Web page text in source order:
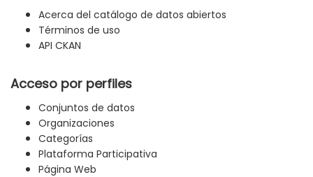
Acerca del catálogo de datos abiertos
Términos de uso
API CKAN
Acceso por perfiles
Conjuntos de datos
Organizaciones
Categorías
Plataforma Participativa
Página Web